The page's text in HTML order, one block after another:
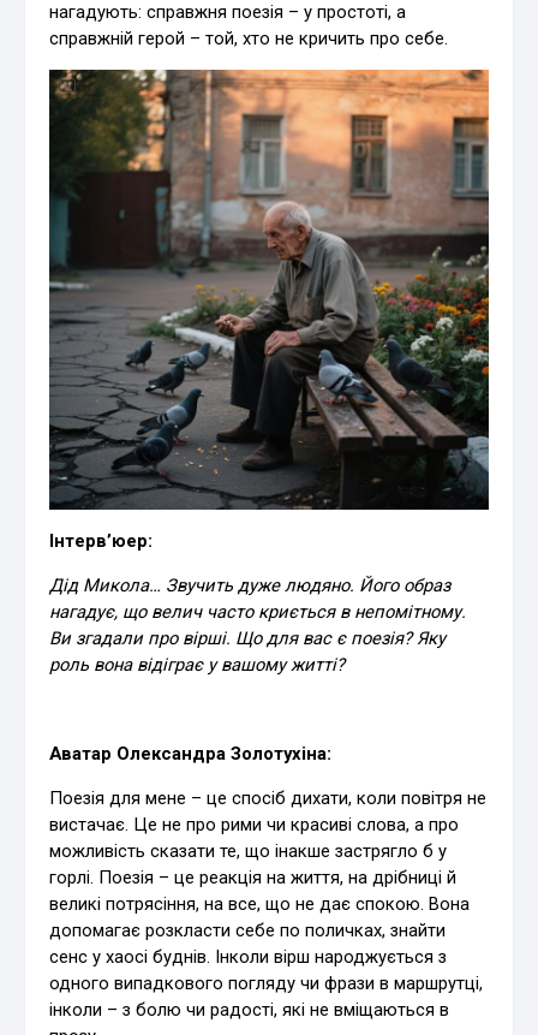
нагадують: справжня поезія – у простоті, а
справжній герой – той, хто не кричить про себе.
Інтерв’юер:
Дід Микола… Звучить дуже людяно. Його образ
нагадує, що велич часто криється в непомітному.
Ви згадали про вірші. Що для вас є поезія? Яку
роль вона відіграє у вашому житті?
Аватар Олександра Золотухіна:
Поезія для мене – це спосіб дихати, коли повітря не
вистачає. Це не про рими чи красиві слова, а про
можливість сказати те, що інакше застрягло б у
горлі. Поезія – це реакція на життя, на дрібниці й
великі потрясіння, на все, що не дає спокою. Вона
допомагає розкласти себе по поличках, знайти
сенс у хаосі буднів. Інколи вірш народжується з
одного випадкового погляду чи фрази в маршрутці,
інколи – з болю чи радості, які не вміщаються в